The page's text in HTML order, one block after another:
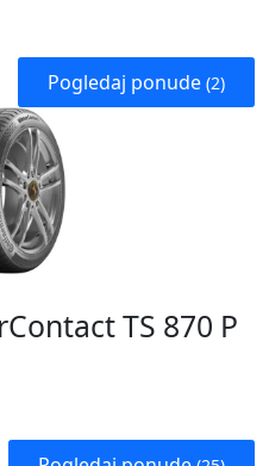
Pogledaj ponude (2)
TS 870 P